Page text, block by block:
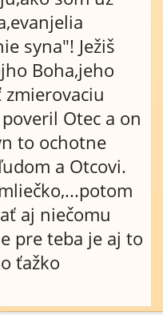
syna"! Ježiš
Boha,jeho
Otec a on
to ochotne
a Otcovi.
aj niečomu
pre teba je aj to
ťažko